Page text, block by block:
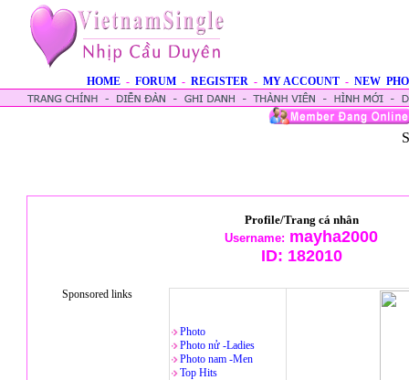
HOME - FORUM - REGISTER - MY ACCOUNT - NEW
Profile/Trang cá nhân
Username: mayha2000
ID: 182010
Sponsored links
Photo
Photo nử -Ladies
Photo nam -Men
Top Hits